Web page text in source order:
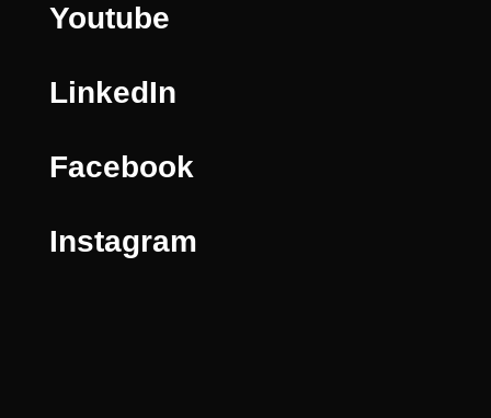
Youtube
LinkedIn
Facebook
Instagram